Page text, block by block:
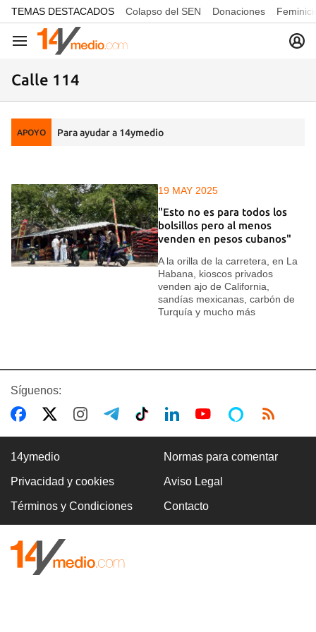
common.go-to-content
TEMAS DESTACADOS Colapso del SEN Donaciones
Navegación
Calle 114
APOYO Para ayudar a 14ymedio
19 MAY 2025
"Esto no es para todos los
bolsillos pero al menos
venden en pesos cubanos"
A la orilla de la carretera, en La
Habana, kioscos privados
venden ajo de California,
sandías mexicanas, carbón de
Turquía y mucho más
Síguenos:
14ymedio Normas para comentar
Privacidad y cookies Aviso Legal
Términos y Condiciones Contacto